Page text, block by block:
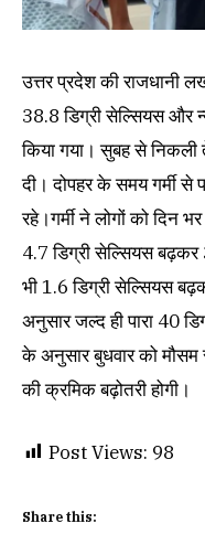
उत्तर प्रदेश की राजधानी
38.8 डिग्री सेल्सियस और
किया गया। सुबह से
दी। दोपहर के समय गर्मी
रहे।गर्मी ने लोगों को दिन
4.7 डिग्री सेल्सियस बढ़कर
भी 1.6 डिग्री सेल्सियस
अनुसार जल्द ही पारा 40
के अनुसार बुधवार को मौसम
की क्रमिक बढ़ोतरी होगी।
Post Views: 98
Share this: